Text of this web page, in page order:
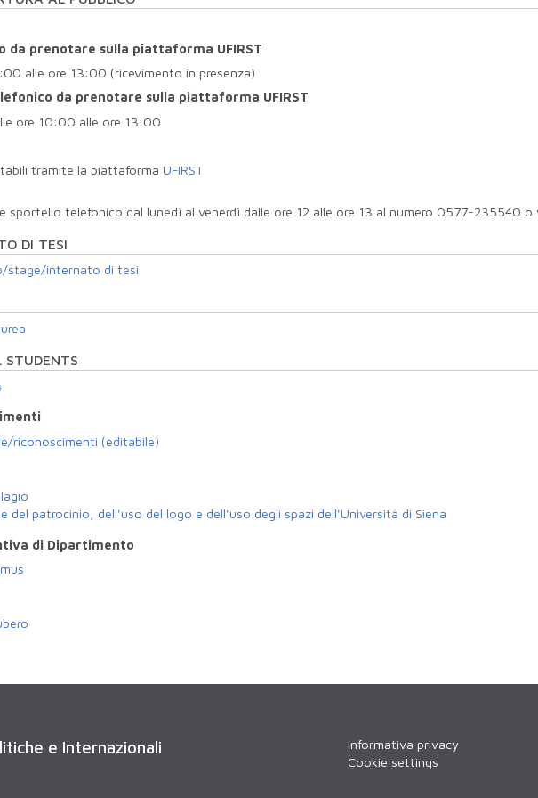
da prenotare sulla piattaforma UFIRST
alle ore 13:00 (ricevimento in presenza)
da prenotare sulla piattaforma UFIRST
ore 10:00 alle ore 13:00
tramite la piattaforma UFIRST
telefonico dal lunedì al venerdì dalle ore 12 alle ore 13 al numero 0577-235540 o
DI TESI
stage/internato di tesi
STUDENTS
riconoscimenti (editabile)
del patrocinio, dell'uso del logo e dell'uso degli spazi dell'Università di Siena
di Dipartimento
e Internazionali
Informativa privacy
Cookie settings